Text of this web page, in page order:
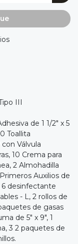
III
de 1 1/2" x 5
Toallita
Válvula
10 Crema para
2 Almohadilla
Auxilios de
6 desinfectante
- L, 2 rollos de
de gasas
de 5" x 9", 1
3 2 paquetes de